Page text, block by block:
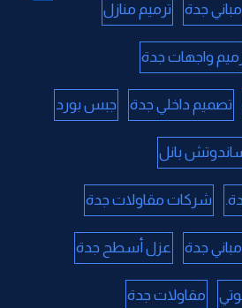
جدة ترميم منازل
واجهات جدة
تصميم داخلي جدة جبس بورد
بانل
شركات مقاولات جدة
جدة عزل أسطح جدة
مقاولات جدة